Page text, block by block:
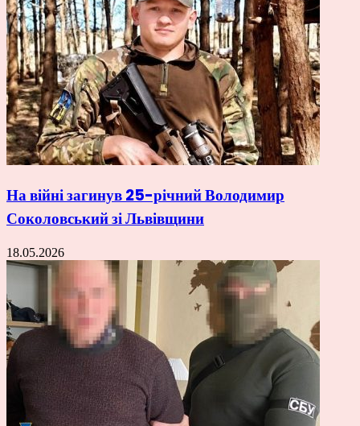
На війні загинув 25-річний Володимир
Соколовський зі Львівщини
18.05.2026